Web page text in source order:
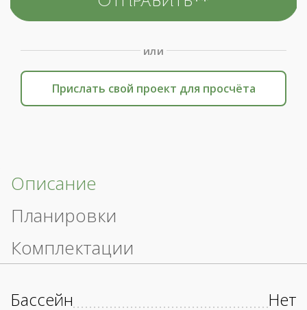
или
Прислать свой проект для просчёта
Описание
Планировки
Комплектации
Бассейн Нет